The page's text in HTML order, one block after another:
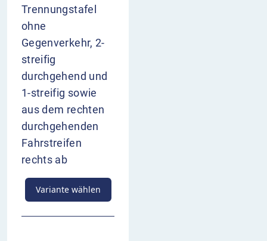
Trennungstafel
ohne
Gegenverkehr, 2-
streifig
durchgehend und
1-streifig sowie
aus dem rechten
durchgehenden
Fahrstreifen
rechts ab
Variante wählen